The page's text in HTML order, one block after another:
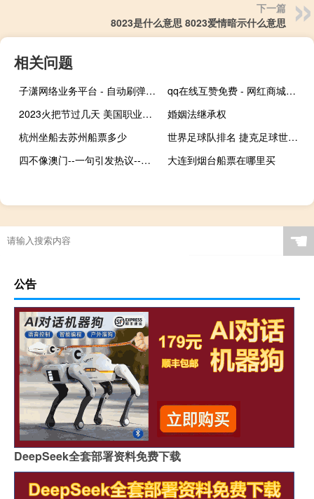
下一篇
8023是什么意思 8023爱情暗示什么意思
相关问题
子潇网络业务平台 - 自动刷弹幕脚本 抖音买赞0.67元100个
qq在线互赞免费 - 网红商城买赞
2023火把节过几天 美国职业摔角2023
婚姻法继承权
杭州坐船去苏州船票多少
世界足球队排名 捷克足球世界排名第几
四不像澳门--一句引发热议--安装版v144.739
大连到烟台船票在哪里买
☚
公告
DeepSeek全套部署资料免费下载